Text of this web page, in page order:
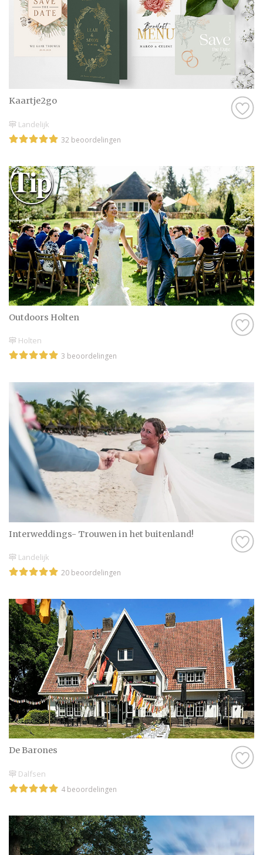
Kaartje2go
Landelijk
32 beoordelingen
Outdoors Holten
Holten
3 beoordelingen
Interweddings- Trouwen in het buitenland!
Landelijk
20 beoordelingen
De Barones
Dalfsen
4 beoordelingen